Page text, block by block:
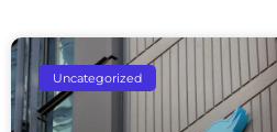
Uncategorized